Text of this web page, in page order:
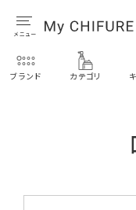
ブランド カテゴリ